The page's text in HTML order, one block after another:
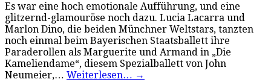
Es war eine hoch emotionale Aufführung, und eine
glitzernd-glamouröse noch dazu. Lucia Lacarra und
Marlon Dino, die beiden Münchner Weltstars, tanzten
noch einmal beim Bayerischen Staatsballett ihre
Paraderollen als Marguerite und Armand in „Die
Kameliendame“, diesem Spezialballett von John
Neumeier,… Weiterlesen… →